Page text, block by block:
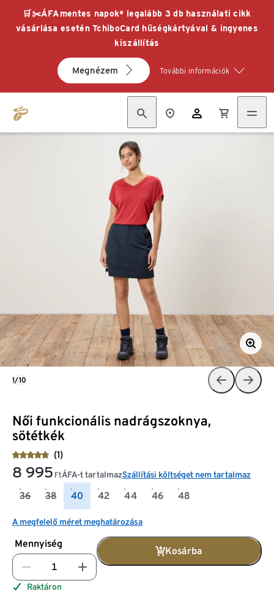
🛒✂️ÁFAmentes napok* legalább 3 db használati cikk
vásárlása esetén TchiboCard hűségkártyával & ingyenes
kiszállítás
Megnézem További információk
Női funkcionális nadrágszoknya,
sötétkék
(1)
8 995 FtÁFA-t tartalmazSzállítási költséget nem tartalmaz
36 38 40 42 44 46 48
A megfelelő méret meghatározása
Mennyiség
Kosárba
Raktáron
1/10